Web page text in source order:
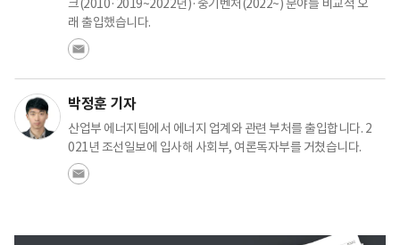
크(2010·2019~2022년)·중기벤처(2022~) 분야를 비교적 오
래 출입했습니다.
박정훈 기자
산업부 에너지팀에서 에너지 업계와 관련 부처를 출입합니다. 2
021년 조선일보에 입사해 사회부, 여론독자부를 거쳤습니다.